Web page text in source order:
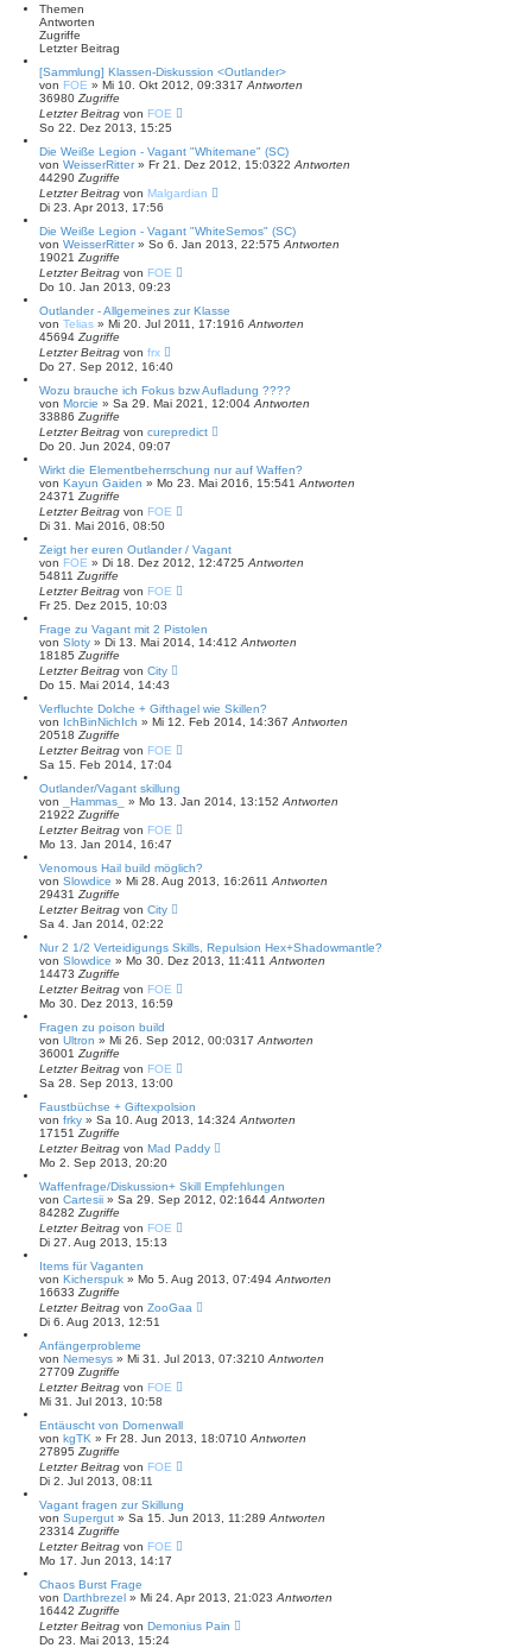
Themen
Antworten
Zugriffe
Letzter Beitrag
[Sammlung] Klassen-Diskussion <Outlander>
von FOE » Mi 10. Okt 2012, 09:3317 Antworten
36980 Zugriffe
Letzter Beitrag von FOE
So 22. Dez 2013, 15:25
Die Weiße Legion - Vagant "Whitemane" (SC)
von WeisserRitter» Fr 21. Dez 2012, 15:0322 Antworten
44290 Zugriffe
Letzter Beitrag von Malgardian
Di 23. Apr 2013, 17:56
Die Weiße Legion - Vagant "WhiteSemos" (SC)
von WeisserRitter» So 6. Jan 2013, 22:575 Antworten
19021 Zugriffe
Letzter Beitrag von FOE
Do 10. Jan 2013, 09:23
Outlander - Allgemeines zur Klasse
von Telias » Mi 20. Jul 2011, 17:1916 Antworten
45694 Zugriffe
Letzter Beitrag von frx
Do 27. Sep 2012, 16:40
Wozu brauche ich Fokus bzw Aufladung ????
von Morcie » Sa 29. Mai 2021, 12:004 Antworten
33886 Zugriffe
Letzter Beitrag von curepredict
Do 20. Jun 2024, 09:07
Wirkt die Elementbeherrschung nur auf Waffen?
von Kayun Gaiden » Mo 23. Mai 2016, 15:541 Antworten
24371 Zugriffe
Letzter Beitrag von FOE
Di 31. Mai 2016, 08:50
Zeigt her euren Outlander / Vagant
von FOE » Di 18. Dez 2012, 12:4725 Antworten
54811 Zugriffe
Letzter Beitrag von FOE
Fr 25. Dez 2015, 10:03
Frage zu Vagant mit 2 Pistolen
von Sloty » Di 13. Mai 2014, 14:412 Antworten
18185 Zugriffe
Letzter Beitrag von City
Do 15. Mai 2014, 14:43
Verfluchte Dolche + Gifthagel wie Skillen?
von IchBinNichIch » Mi 12. Feb 2014, 14:367 Antworten
20518 Zugriffe
Letzter Beitrag von FOE
Sa 15. Feb 2014, 17:04
Outlander/Vagant skillung
von
_Hammas_ » Mo 13. Jan 2014, 13:152 Antworten
21922 Zugriffe
Letzter Beitrag von FOE
Mo 13. Jan 2014, 16:47
Venomous Hail build möglich?
von Slowdice » Mi 28. Aug 2013, 16:2611 Antworten
29431 Zugriffe
Letzter Beitrag von City
Sa 4. Jan 2014, 02:22
Nur 2 1/2 Verteidigungs Skills, Repulsion Hex+Shadowmantle?
von Slowdice » Mo 30. Dez 2013, 11:41 1 Antworten
14473 Zugriffe
Letzter Beitrag von FOE
Mo 30. Dez 2013, 16:59
Fragen zu poison build
von Ultron » Mi 26. Sep 2012, 00:0317 Antworten
36001 Zugriffe
Letzter Beitrag von FOE
Sa 28. Sep 2013, 13:00
Faustbüchse + Giftexpolsion
von frky » Sa 10. Aug 2013, 14:324 Antworten
17151 Zugriffe
Letzter Beitrag von Mad Paddy
Mo 2. Sep 2013, 20:20
Waffenfrage/Diskussion+ Skill Empfehlungen
von Cartesii » Sa 29. Sep 2012, 02:1644 Antworten
84282 Zugriffe
Letzter Beitrag von FOE
Di 27. Aug 2013, 15:13
Items für Vaganten
von Kicherspuk » Mo 5. Aug 2013, 07:494 Antworten
16633 Zugriffe
Letzter Beitrag von ZooGaa
Di 6. Aug 2013, 12:51
Anfängerprobleme
von Nemesys » Mi 31. Jul 2013, 07:3210 Antworten
27709 Zugriffe
Letzter Beitrag von FOE
Mi 31. Jul 2013, 10:58
Entäuscht von Dornenwall
von kgTK » Fr 28. Jun 2013, 18:0710 Antworten
27895 Zugriffe
Letzter Beitrag von FOE
Di 2. Jul 2013, 08:11
Vagant fragen zur Skillung
von Supergut » Sa 15. Jun 2013, 11:289 Antworten
23314 Zugriffe
Letzter Beitrag von FOE
Mo 17. Jun 2013, 14:17
Chaos Burst Frage
von Darthbrezel » Mi 24. Apr 2013, 21:023 Antworten
16442 Zugriffe
Letzter Beitrag von Demonius Pain
Do 23. Mai 2013, 15:24